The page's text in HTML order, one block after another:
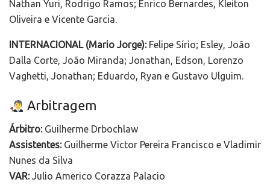
Nathan Yuri, Rodrigo Ramos; Enrico Bernardes, Kleiton
Oliveira e Vicente Garcia.
INTERNACIONAL (Mario Jorge):Felipe Sírio; Esley, João
Dalla Corte, João Miranda; Jonathan, Edson, Lorenzo
Vaghetti, Jonathan; Eduardo, Ryan e Gustavo Ulguim.
Arbitragem
Árbitro:Guilherme Drbochlaw
Assistentes:Guilherme Victor Pereira Francisco e Vladimir
Nunes da Silva
VAR:Julio Americo Corazza Palacio